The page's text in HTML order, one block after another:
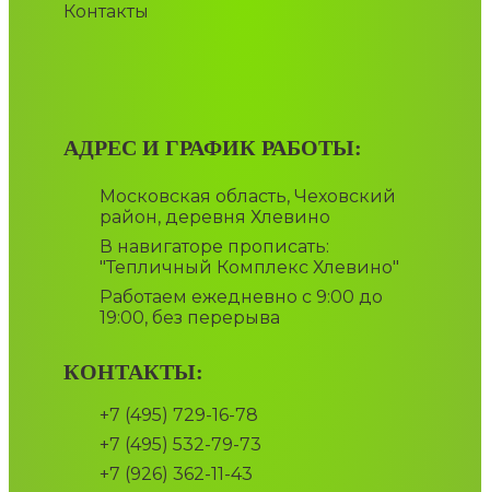
Контакты
АДРЕС И ГРАФИК РАБОТЫ:
Московская область, Чеховский
район, деревня Хлевино
В навигаторе прописать:
"Тепличный Комплекс Хлевино"
Работаем ежедневно с 9:00 до
19:00, без перерыва
КОНТАКТЫ:
+7 (495) 729-16-78
+7 (495) 532-79-73
+7 (926) 362-11-43